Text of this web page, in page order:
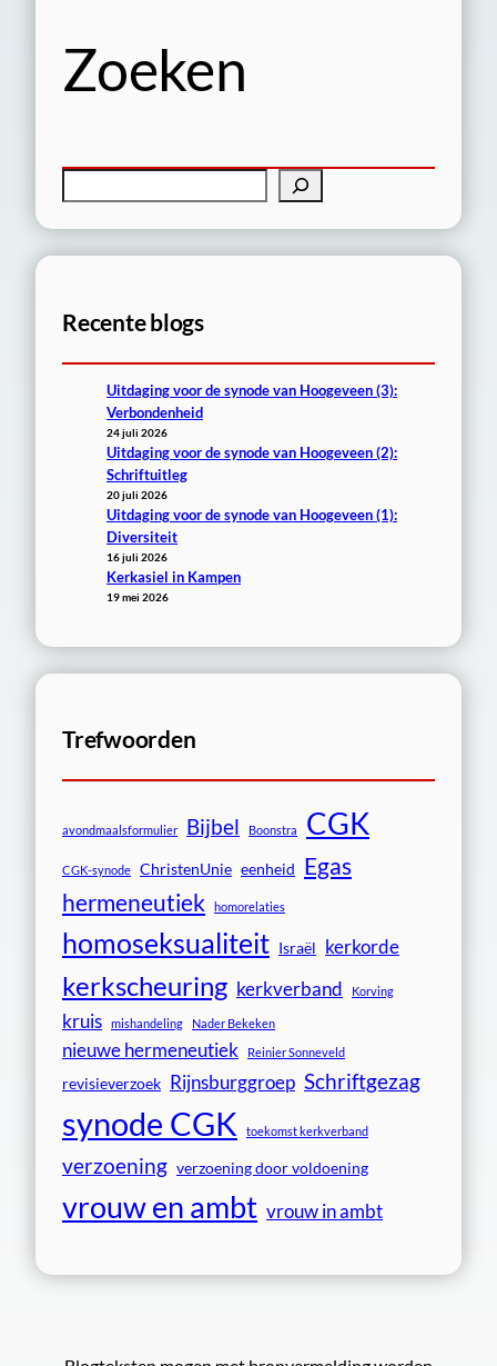
Zoeken
n
Recente blogs
Uitdaging voor de synode van Hoogeveen (3):
Verbondenheid
24 juli 2026
Uitdaging voor de synode van Hoogeveen (2):
Schriftuitleg
20 juli 2026
Uitdaging voor de synode van Hoogeveen (1):
Diversiteit
16 juli 2026
Kerkasiel in Kampen
19 mei 2026
Trefwoorden
avondmaalsformulier Bijbel Boonstra CGK
CGK-synode ChristenUnie eenheid Egas
hermeneutiek
homorelaties
homoseksualiteit Israël kerkorde
kerkscheuring kerkverband Korving
kruis mishandeling Nader Bekeken
nieuwe hermeneutiek Reinier Sonneveld
revisieverzoek Rijnsburggroep Schriftgezag
synode CGK toekomst kerkverband
verzoening verzoening door voldoening
vrouw en ambt vrouw in ambt